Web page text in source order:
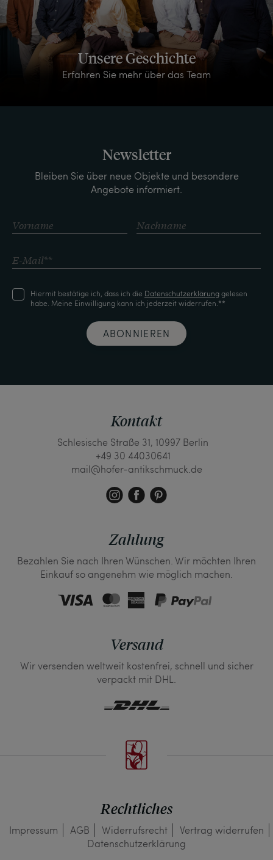
Unsere Geschichte
Erfahren Sie mehr über das Team
Newsletter
Bleiben Sie über neue Objekte und besondere
Angebote informiert.
Hiermit bestätige ich, dass ich die Daten­schutz­erklärunggelesen
habe. Meine Einwilligung kann ich jederzeit widerrufen.**
ABONNIEREN
Kontakt
Schlesische Straße 31, 10997 Berlin
+49 30 44030641
mail@hofer-antikschmuck.de
Zahlung
Bezahlen Sie nach Ihren Wünschen. Wir möchten Ihren
Einkauf so angenehm wie möglich machen.
Versand
Wir versenden weltweit kostenfrei, schnell und sicher
verpackt mit DHL.
Rechtliches
Impressum AGB Widerrufs­recht
Vertrag widerrufen
Daten­schutz­erklärung